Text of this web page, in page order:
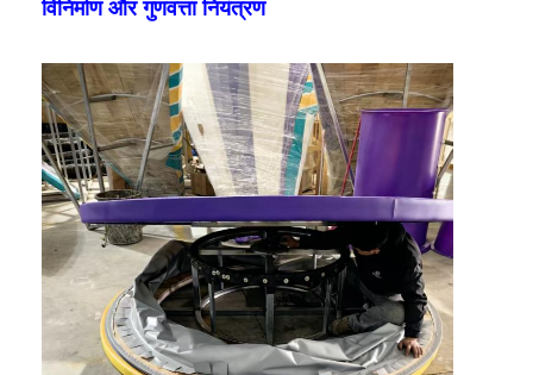
विनिर्माण और गुणवत्ता नियंत्रण